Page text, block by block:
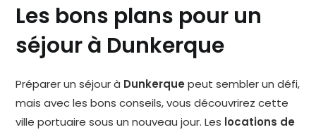
Les bons plans pour un
séjour à Dunkerque
Préparer un séjour à Dunkerque peut sembler un défi,
mais avec les bons conseils, vous découvrirez cette
ville portuaire sous un nouveau jour. Les locations de